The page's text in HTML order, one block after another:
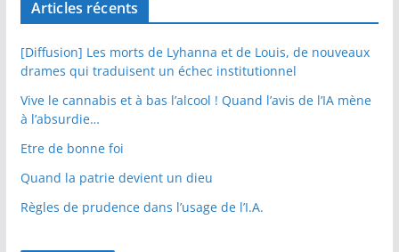
Articles récents
[Diffusion] Les morts de Lyhanna et de Louis, de nouveaux
drames qui traduisent un échec institutionnel
Vive le cannabis et à bas l’alcool ! Quand l’avis de l’IA mène
à l’absurdie…
Etre de bonne foi
Quand la patrie devient un dieu
Règles de prudence dans l’usage de l’I.A.